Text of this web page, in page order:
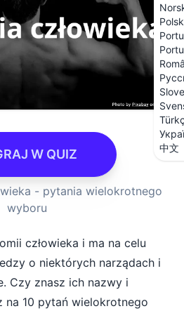
中文
W QUIZ
- pytania wielokrotnego
wyboru
człowieka i ma na celu
o niektórych narządach i
Czy znasz ich nazwy i
na 10 pytań wielokrotnego